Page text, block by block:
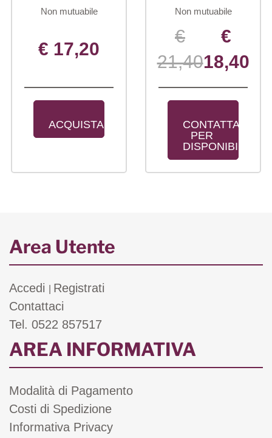
Non mutuabile
€ 17,20
ACQUISTA
Non mutuabile
€
21,40
€
18,40
CONTATTARE
PER
DISPONIBILITÀ
Area Utente
Accedi
Registrati
Contattaci
Tel. 0522 857517
AREA INFORMATIVA
Modalità di Pagamento
Costi di Spedizione
Informativa Privacy